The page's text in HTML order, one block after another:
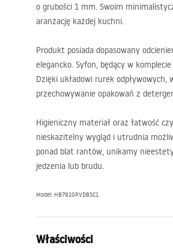
o grubości 1 mm. Swoim
aranżację każdej kuchni.
Produkt posiada dopasowany
elegancko. Syfon, będący w
Dzięki układowi rurek
przechowywanie opakowań z
Higieniczny materiał oraz łatwość
nieskazitelny wygląd i utrudnia
ponad blat rantów, unikamy
jedzenia lub brudu.
Model: HB7910PVDBSC1
Właściwości